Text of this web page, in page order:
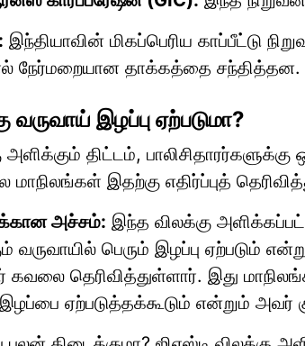
இந்தியாவின் மிகப்பெரிய காப்பீட்டு
நேர்மறையான தாக்கத்தை சந்தித்தன.
வருவாய் இழப்பு ஏற்படுமா?
அளிக்கும் திட்டம்,
மாநிலங்கள் இதற்கு எதிர்ப்புத்
அச்சம்: இந்த விலக்கு
வருவாயில் பெரும் இழப்பு ஏற்படும்
தெரிவித்துள்ளார். இது
ஏற்படுத்தக்கூடும் என்றும் அவர்